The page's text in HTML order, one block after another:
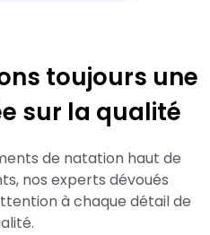
toujours une
sur la qualité
de natation haut de
nos experts dévoués
à chaque détail de